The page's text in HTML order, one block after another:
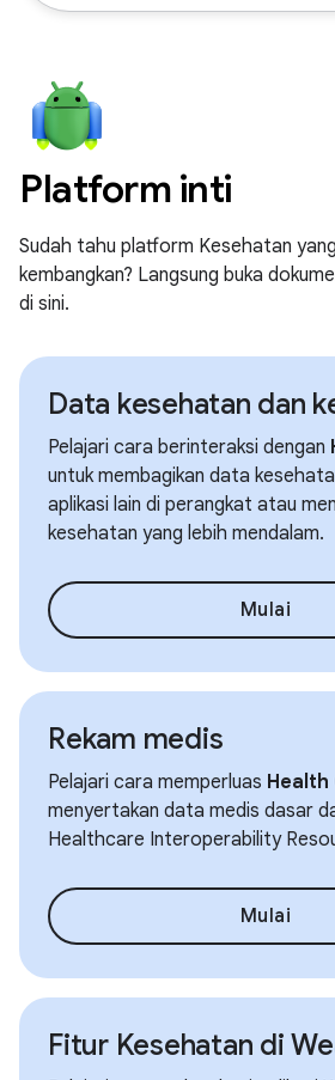
Platform inti
Sudah tahu platform Kesehatan
kembangkan? Langsung buka
di sini.
Data kesehatan dan
Pelajari cara berinteraksi dengan
untuk membagikan data
aplikasi lain di perangkat atau
kesehatan yang lebih mendalam.
Mulai
Rekam medis
Pelajari cara memperluas Health
menyertakan data medis dasar
Healthcare Interoperability
Mulai
Fitur Kesehatan di